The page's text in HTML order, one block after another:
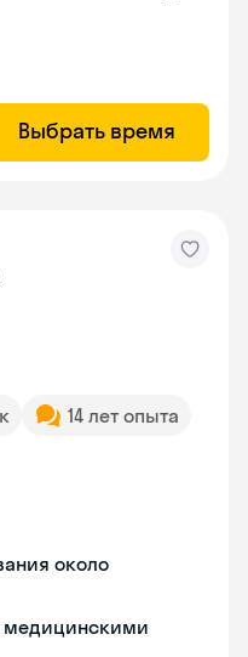
Выбрать время
14 лет опыта
около
медицинскими